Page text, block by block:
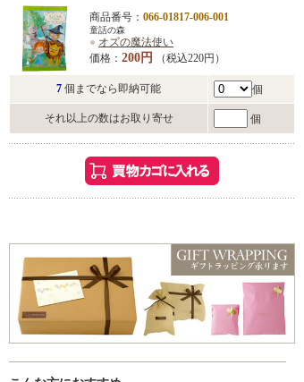
商品番号： 066-01817-006-001
童話の森
● オズの魔法使い
価格： 200円 （税込220円）
7 個までなら即納可能 個
それ以上の数はお取り寄せ 個